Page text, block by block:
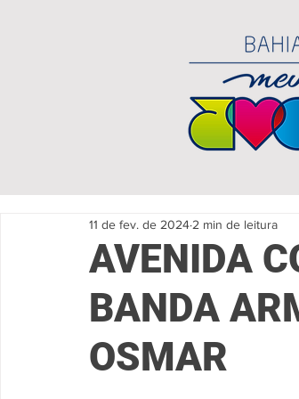
AVENIDA
BANDA
OSMAR
11 de fev. de 2024 2 min de leitura